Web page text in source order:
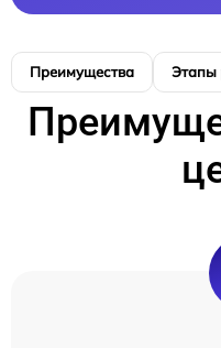
Преимущества Этапы